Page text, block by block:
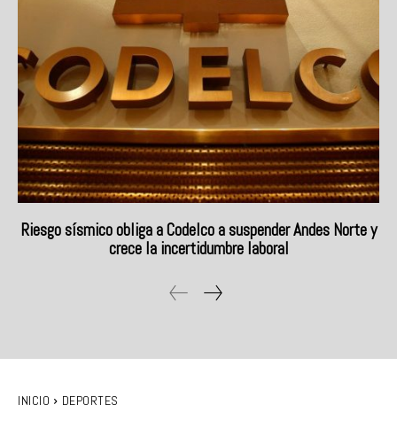
Riesgo sísmico obliga a Codelco a suspender Andes Norte y
crece la incertidumbre laboral